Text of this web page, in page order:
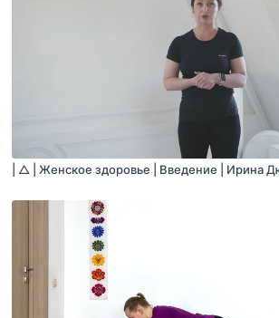
| △ | Женское здоровье | Введение | Ирина